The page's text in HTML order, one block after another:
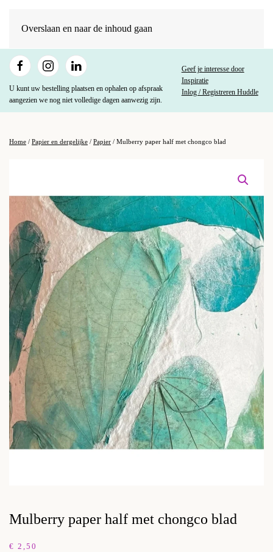
Overslaan en naar de inhoud gaan
U kunt uw bestelling plaatsen en ophalen op afspraak
aangezien we nog niet volledige dagen aanwezig zijn.
Geef je interesse door
Inspiratie
Inlog / Registreren Huddle
Home / Papier en dergelijke / Papier / Mulberry paper half met chongco blad
Mulberry paper half met chongco blad
€ 2,50